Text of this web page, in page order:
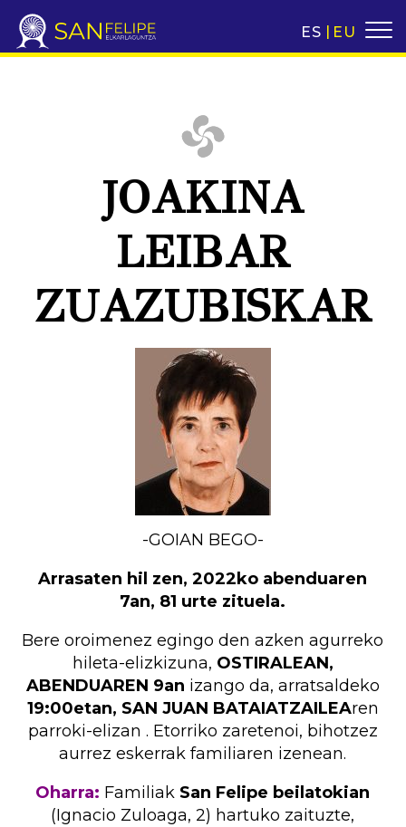
ES EU
JOAKINA
LEIBAR
ZUAZUBISKAR
-GOIAN BEGO-
Arrasaten hil zen, 2022ko abenduaren
7an, 81 urte zituela.
Bere oroimenez egingo den azken agurreko
hileta-elizkizuna, OSTIRALEAN,
ABENDUAREN 9an izango da, arratsaldeko
19:00etan, SAN JUAN BATAIATZAILEAren
parroki-elizan . Etorriko zaretenoi, bihotzez
aurrez eskerrak familiaren izenean.
Oharra: Familiak San Felipe beilatokian
(Ignacio Zuloaga, 2) hartuko zaituzte,